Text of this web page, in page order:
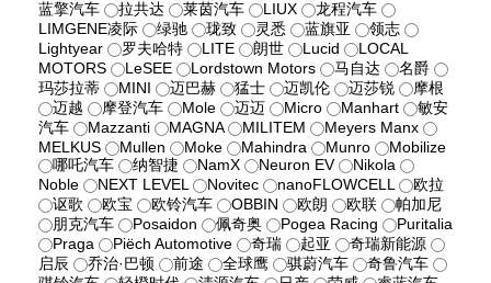
蓝擎汽车
拉共达 莱茵汽车 LIUX
龙程汽车
LIMGENE凌际
绿驰 珑致 灵悉 蓝旗亚
领志
Lightyear
罗夫哈特 LITE 朗世 Lucid
LOCAL
MOTORS
LeSEE Lordstown Motors 马自达
名爵
玛莎拉蒂
MINI 迈巴赫 猛士 迈凯伦 迈莎锐
摩根
迈越
摩登汽车 Mole 迈迈 Micro Manhart
敏安
汽车
Mazzanti MAGNA MILITEM
Meyers Manx
MELKUS
Mullen Moke Mahindra Munro
Mobilize
哪吒汽车
纳智捷 NamX Neuron EV
Nikola
Noble
NEXT LEVEL Novitec nanoFLOWCELL
欧拉
讴歌
欧宝 欧铃汽车 OBBIN 欧朗 欧联
帕加尼
朋克汽车
Posaidon 佩奇奥 Pogea Racing
Puritalia
Praga
Piëch Automotive 奇瑞 起亚
奇瑞新能源
启辰
乔治·巴顿 前途 全球鹰 骐蔚汽车
奇鲁汽车